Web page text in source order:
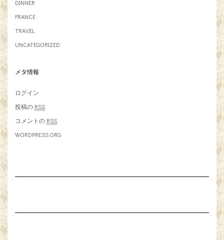
DINNER
FRANCE
TRAVEL
UNCATEGORIZED
メタ情報
ログイン
投稿の RSS
コメントの RSS
WORDPRESS.ORG